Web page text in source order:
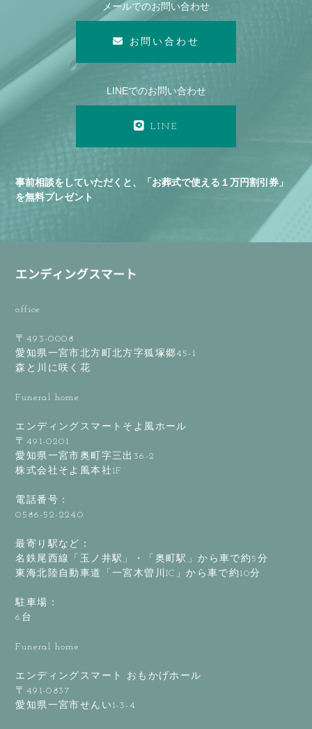
メールでのお問い合わせ
お問い合わせ
LINEでのお問い合わせ
LINE
事前相談をしていただくと、「お葬式で使える１万円割引券」
を無料プレゼント
office
〒493-0008
愛知県一宮市北方町北方字狐塚郷45-1
森と川に咲く花
Funeral home
エンディングスマートそよ風ホール
〒491-0201
愛知県一宮市奥町字三出36-2
株式会社そよ風本社1F
電話番号：
0586-52-2240
最寄り駅など：
名鉄尾西線「玉ノ井駅」・「奥町駅」から車で約5分
東海北陸自動車道「一宮木曽川IC」から車で約10分
駐車場：
6台
Funeral home
エンディングスマート おもかげホール
〒491-0837
愛知県一宮市せんい1-3-4